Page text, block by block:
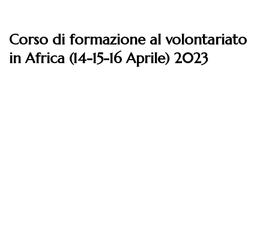
Corso di formazione al volontariato
in Africa (14-15-16 Aprile) 2023